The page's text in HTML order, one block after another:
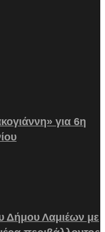
για 6η
Δήμου Λαμιέων με